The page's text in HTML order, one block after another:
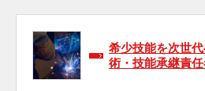
希少技能を次世
術・技能承継責